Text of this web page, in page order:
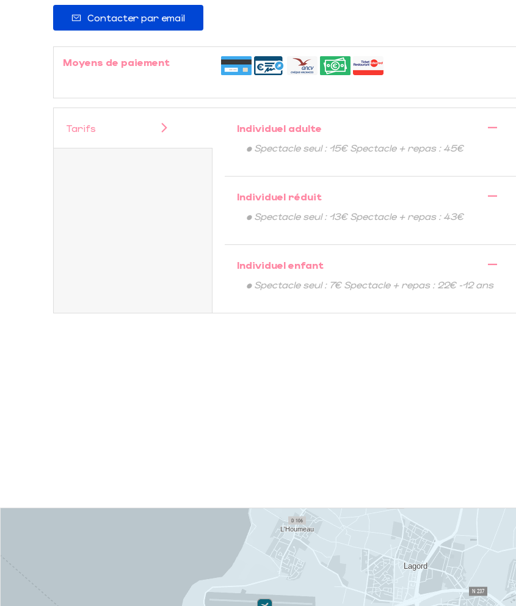
Contacter par email
Moyens de paiement
Tarifs Individuel adulte
—
• Spectacle seul : 15€ Spectacle + repas : 45€
Individuel réduit
—
• Spectacle seul : 13€ Spectacle + repas : 43€
Individuel enfant
—
• Spectacle seul : 7€ Spectacle + repas : 22€ -12 ans